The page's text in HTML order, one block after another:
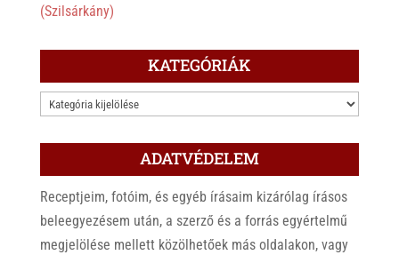
(Szilsárkány)
KATEGÓRIÁK
KATEGÓRIÁK
ADATVÉDELEM
Receptjeim, fotóim, és egyéb írásaim kizárólag írásos
beleegyezésem után, a szerző és a forrás egyértelmű
megjelölése mellett közölhetőek más oldalakon, vagy